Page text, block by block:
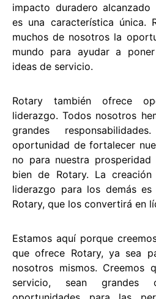
impacto duradero
es una característica única.
muchos de nosotros la
mundo para ayudar a
ideas de servicio.
Rotary también ofrece
liderazgo. Todos nosotros
grandes
oportunidad de fortalecer
no para nuestra
bien de Rotary. La
liderazgo para los demás
Rotary, que los convertirá en
Estamos aquí porque
que ofrece Rotary, ya sea
nosotros mismos. Creemos
servicio, sean grandes